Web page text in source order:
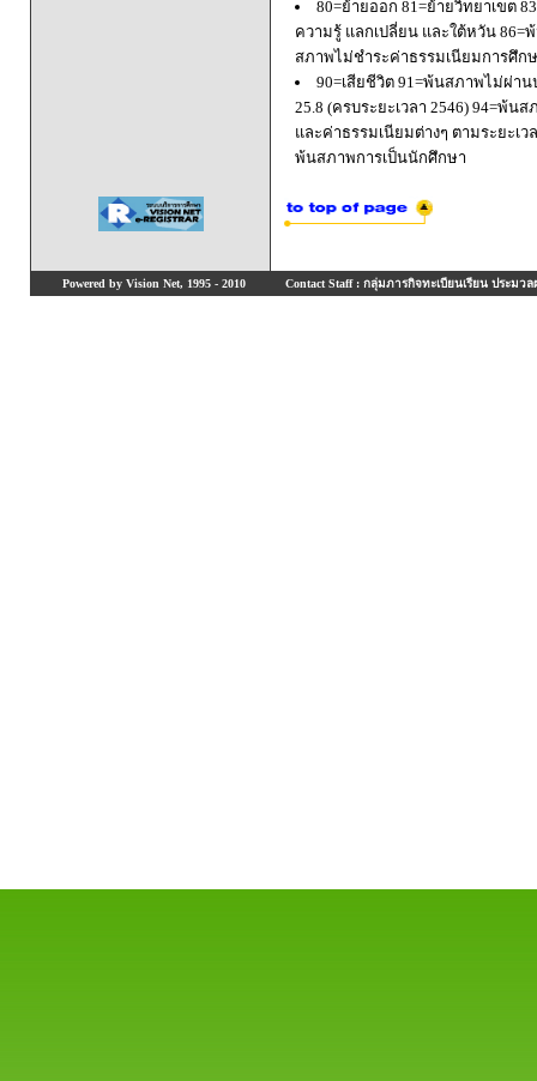
80=ย้ายออก 81=ย้ายวิทยาเขต
ความรู้ แลกเปลี่ยน และใต้หวัน
สภาพไม่ชำระค่าธรรมเนียมการศึก
90=เสียชีวิต 91=พ้นสภาพไม่ผ่า
25.8 (ครบระยะเวลา 2546) 94=พ้
และค่าธรรมเนียมต่างๆ ตามระยะเ
พ้นสภาพการเป็นนักศึกษา
Powered by Vision Net, 1995 - 2010 Contact Staff : กลุ่มภารกิจทะเบียนเรียน ประมวล